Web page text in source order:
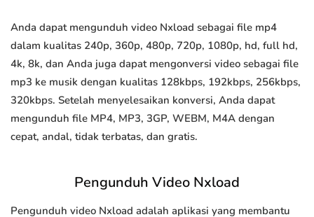
Anda dapat mengunduh video Nxload sebagai file mp4
dalam kualitas 240p, 360p, 480p, 720p, 1080p, hd, full hd,
4k, 8k, dan Anda juga dapat mengonversi video sebagai file
mp3 ke musik dengan kualitas 128kbps, 192kbps, 256kbps,
320kbps. Setelah menyelesaikan konversi, Anda dapat
mengunduh file MP4, MP3, 3GP, WEBM, M4A dengan
cepat, andal, tidak terbatas, dan gratis.
Pengunduh Video Nxload
Pengunduh video Nxload adalah aplikasi yang membantu